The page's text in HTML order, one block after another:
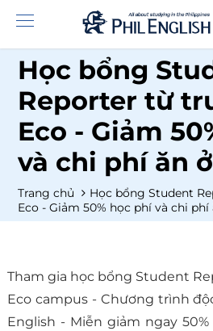
Học bổng
Reporter từ
Eco - Giảm
và chi phí ăn ở
Trang chủ
Học bổng Student
Eco - Giảm 50% học phí và chi phí
Tham gia học bổng Student
Eco campus - Chương trình
English - Miễn giảm ngay